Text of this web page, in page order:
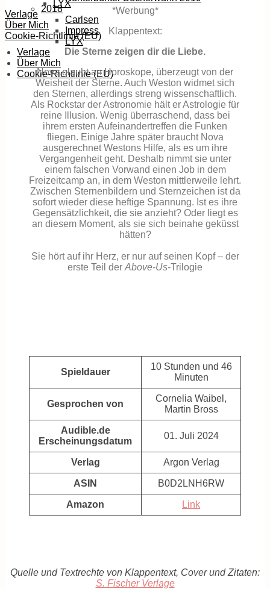
LYX
Verlage
Über Mich
Cookie-Richtlinie (EU)
2018
Carlsen
Impress
LYX
Verlage
Über Mich
Cookie-Richtlinie (EU)
*Werbung*
Klappentext:
Die Sterne zeigen dir die Liebe.
Nova glaubt an Horoskope, überzeugt von der
Weisheit der Sterne. Auch Weston widmet sich
den Sternen, allerdings streng wissenschaftlich.
Als Rockstar der Astronomie hält er Astrologie für
reine Illusion. Wenig überraschend, dass bei
ihrem ersten Aufeinandertreffen die Funken
fliegen. Einige Jahre später braucht Nova
ausgerechnet Westons Hilfe, als es um ihre
Vergangenheit geht. Deshalb nimmt sie unter
einem falschen Vorwand einen Job in dem
Freizeitcamp an, in dem Weston mittlerweile lehrt.
Zwischen Sternenbildern und Sternzeichen ist da
sofort wieder diese heftige Spannung. Ist es ihre
Gegensätzlichkeit, die sie anzieht? Oder liegt es
an diesem Moment, als sie sich beinahe geküsst
hätten?
Sie hört auf ihr Herz, er nur auf seinen Kopf – der
erste Teil der Above-Us-Trilogie
Spieldauer
10 Stunden und 46
Minuten
Gesprochen von
Cornelia Waibel,
Martin Bross
Audible.de
Erscheinungsdatum
01. Juli 2024
Verlag Argon Verlag
ASIN B0D2LNH6RW
Amazon Link
Quelle und Textrechte von Klappentext, Cover und Zitaten:
S. Fischer Verlage